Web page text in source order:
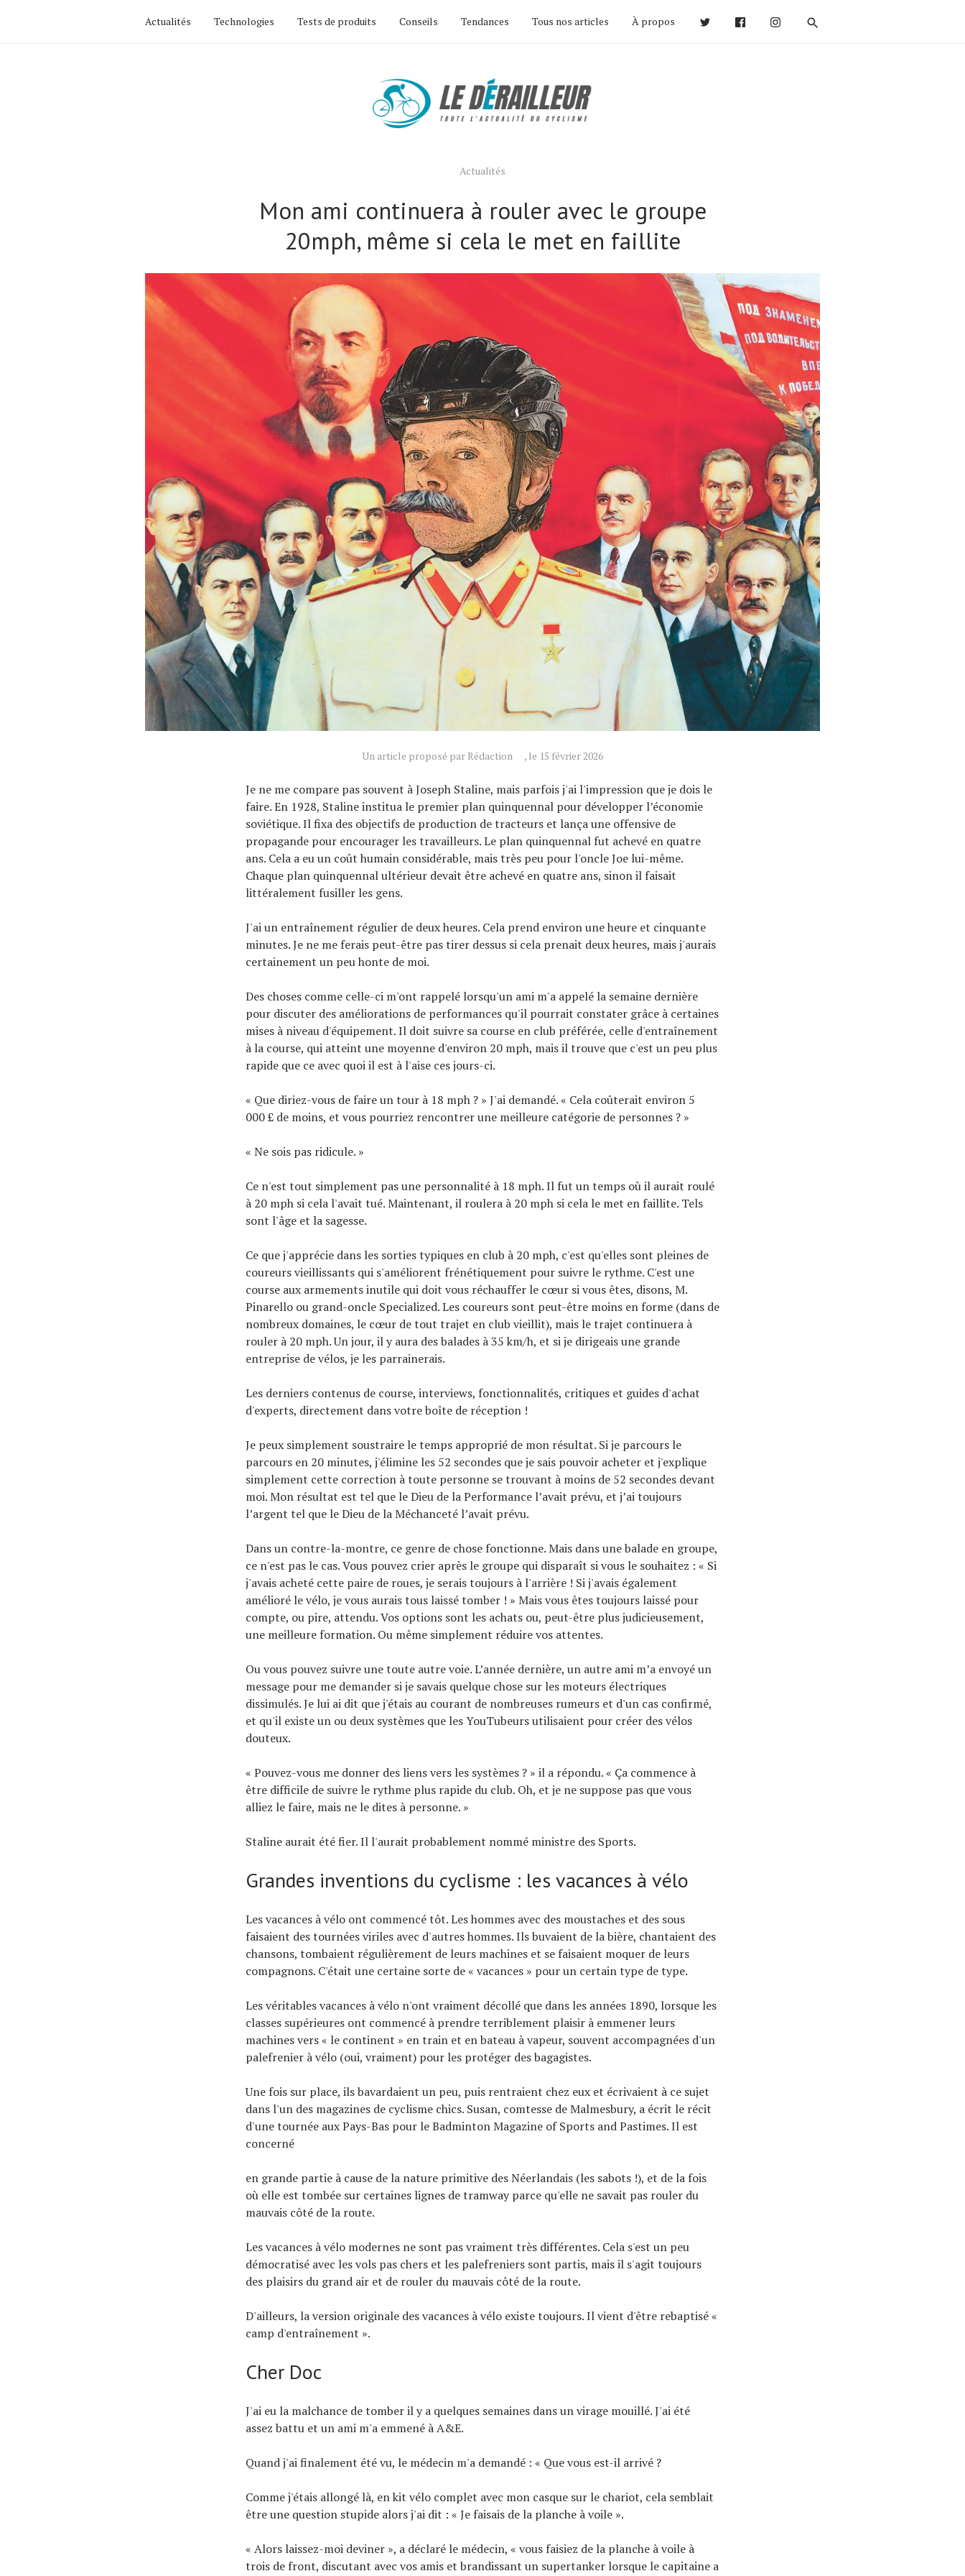
Actualités Technologies Tests de produits Conseils Tendances Tous nos articles À propos
Actualités
Mon ami continuera à rouler avec le groupe
20mph, même si cela le met en faillite
Un article proposé par Rédaction , le 15 février 2026
Je ne me compare pas souvent à Joseph Staline, mais parfois j'ai l'impression que je dois le
faire. En 1928, Staline institua le premier plan quinquennal pour développer l’économie
soviétique. Il fixa des objectifs de production de tracteurs et lança une offensive de
propagande pour encourager les travailleurs. Le plan quinquennal fut achevé en quatre
ans. Cela a eu un coût humain considérable, mais très peu pour l'oncle Joe lui-même.
Chaque plan quinquennal ultérieur devait être achevé en quatre ans, sinon il faisait
littéralement fusiller les gens.
J'ai un entraînement régulier de deux heures. Cela prend environ une heure et cinquante
minutes. Je ne me ferais peut-être pas tirer dessus si cela prenait deux heures, mais j'aurais
certainement un peu honte de moi.
Des choses comme celle-ci m'ont rappelé lorsqu'un ami m'a appelé la semaine dernière
pour discuter des améliorations de performances qu'il pourrait constater grâce à certaines
mises à niveau d'équipement. Il doit suivre sa course en club préférée, celle d'entraînement
à la course, qui atteint une moyenne d'environ 20 mph, mais il trouve que c'est un peu plus
rapide que ce avec quoi il est à l'aise ces jours-ci.
« Que diriez-vous de faire un tour à 18 mph ? » J'ai demandé. « Cela coûterait environ 5
000 £ de moins, et vous pourriez rencontrer une meilleure catégorie de personnes ? »
« Ne sois pas ridicule. »
Ce n'est tout simplement pas une personnalité à 18 mph. Il fut un temps où il aurait roulé
à 20 mph si cela l'avait tué. Maintenant, il roulera à 20 mph si cela le met en faillite. Tels
sont l'âge et la sagesse.
Ce que j'apprécie dans les sorties typiques en club à 20 mph, c'est qu'elles sont pleines de
coureurs vieillissants qui s'améliorent frénétiquement pour suivre le rythme. C'est une
course aux armements inutile qui doit vous réchauffer le cœur si vous êtes, disons, M.
Pinarello ou grand-oncle Specialized. Les coureurs sont peut-être moins en forme (dans de
nombreux domaines, le cœur de tout trajet en club vieillit), mais le trajet continuera à
rouler à 20 mph. Un jour, il y aura des balades à 35 km/h, et si je dirigeais une grande
entreprise de vélos, je les parrainerais.
Les derniers contenus de course, interviews, fonctionnalités, critiques et guides d'achat
d'experts, directement dans votre boîte de réception !
Je peux simplement soustraire le temps approprié de mon résultat. Si je parcours le
parcours en 20 minutes, j'élimine les 52 secondes que je sais pouvoir acheter et j'explique
simplement cette correction à toute personne se trouvant à moins de 52 secondes devant
moi. Mon résultat est tel que le Dieu de la Performance l’avait prévu, et j’ai toujours
l’argent tel que le Dieu de la Méchanceté l’avait prévu.
Dans un contre-la-montre, ce genre de chose fonctionne. Mais dans une balade en groupe,
ce n'est pas le cas. Vous pouvez crier après le groupe qui disparaît si vous le souhaitez : « Si
j'avais acheté cette paire de roues, je serais toujours à l'arrière ! Si j'avais également
amélioré le vélo, je vous aurais tous laissé tomber ! » Mais vous êtes toujours laissé pour
compte, ou pire, attendu. Vos options sont les achats ou, peut-être plus judicieusement,
une meilleure formation. Ou même simplement réduire vos attentes.
Ou vous pouvez suivre une toute autre voie. L’année dernière, un autre ami m’a envoyé un
message pour me demander si je savais quelque chose sur les moteurs électriques
dissimulés. Je lui ai dit que j'étais au courant de nombreuses rumeurs et d'un cas confirmé,
et qu'il existe un ou deux systèmes que les YouTubeurs utilisaient pour créer des vélos
douteux.
« Pouvez-vous me donner des liens vers les systèmes ? » il a répondu. « Ça commence à
être difficile de suivre le rythme plus rapide du club. Oh, et je ne suppose pas que vous
alliez le faire, mais ne le dites à personne. »
Staline aurait été fier. Il l'aurait probablement nommé ministre des Sports.
Grandes inventions du cyclisme : les vacances à vélo
Les vacances à vélo ont commencé tôt. Les hommes avec des moustaches et des sous
faisaient des tournées viriles avec d'autres hommes. Ils buvaient de la bière, chantaient des
chansons, tombaient régulièrement de leurs machines et se faisaient moquer de leurs
compagnons. C'était une certaine sorte de « vacances » pour un certain type de type.
Les véritables vacances à vélo n'ont vraiment décollé que dans les années 1890, lorsque les
classes supérieures ont commencé à prendre terriblement plaisir à emmener leurs
machines vers « le continent » en train et en bateau à vapeur, souvent accompagnées d'un
palefrenier à vélo (oui, vraiment) pour les protéger des bagagistes.
Une fois sur place, ils bavardaient un peu, puis rentraient chez eux et écrivaient à ce sujet
dans l'un des magazines de cyclisme chics. Susan, comtesse de Malmesbury, a écrit le récit
d'une tournée aux Pays-Bas pour le Badminton Magazine of Sports and Pastimes. Il est
concerné
en grande partie à cause de la nature primitive des Néerlandais (les sabots !), et de la fois
où elle est tombée sur certaines lignes de tramway parce qu'elle ne savait pas rouler du
mauvais côté de la route.
Les vacances à vélo modernes ne sont pas vraiment très différentes. Cela s'est un peu
démocratisé avec les vols pas chers et les palefreniers sont partis, mais il s'agit toujours
des plaisirs du grand air et de rouler du mauvais côté de la route.
D'ailleurs, la version originale des vacances à vélo existe toujours. Il vient d'être rebaptisé «
camp d'entraînement ».
Cher Doc
J'ai eu la malchance de tomber il y a quelques semaines dans un virage mouillé. J'ai été
assez battu et un ami m'a emmené à A&E.
Quand j'ai finalement été vu, le médecin m'a demandé : « Que vous est-il arrivé ?
Comme j'étais allongé là, en kit vélo complet avec mon casque sur le chariot, cela semblait
être une question stupide alors j'ai dit : « Je faisais de la planche à voile ».
« Alors laissez-moi deviner », a déclaré le médecin, « vous faisiez de la planche à voile à
trois de front, discutant avec vos amis et brandissant un supertanker lorsque le capitaine a